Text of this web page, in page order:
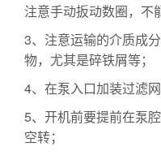
注意手动扳动数圈，不
3、注意运输的介质成
物，尤其是碎铁屑等；
4、在泵入口加装过滤
5、开机前要提前在泵
空转；